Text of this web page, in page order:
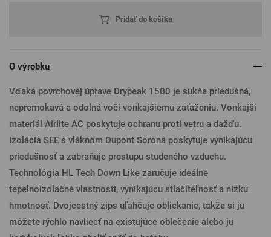
Pridať do košíka
O výrobku
Vďaka povrchovej úprave Drypeak 1500 je sukňa priedušná,
nepremokavá a odolná voči vonkajšiemu zaťaženiu. Vonkajší
materiál Airlite AC poskytuje ochranu proti vetru a dažďu.
Izolácia SEE s vláknom Dupont Sorona poskytuje vynikajúcu
priedušnosť a zabraňuje prestupu studeného vzduchu.
Technológia HL Tech Down Like zaručuje ideálne
tepelnoizolačné vlastnosti, vynikajúcu stlačiteľnosť a nízku
hmotnosť. Dvojcestný zips uľahčuje obliekanie, takže si ju
môžete rýchlo navliecť na existujúce oblečenie alebo ju